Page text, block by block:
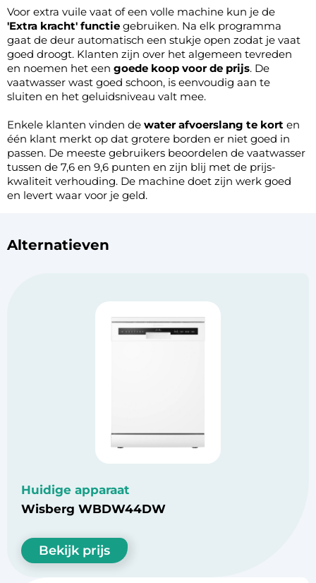
Voor extra vuile vaat of een volle machine kun je de
'Extra kracht' functie gebruiken. Na elk programma
gaat de deur automatisch een stukje open zodat je vaat
goed droogt. Klanten zijn over het algemeen tevreden
en noemen het een goede koop voor de prijs. De
vaatwasser wast goed schoon, is eenvoudig aan te
sluiten en het geluidsniveau valt mee.
Enkele klanten vinden de water afvoerslang te kort en
één klant merkt op dat grotere borden er niet goed in
passen. De meeste gebruikers beoordelen de vaatwasser
tussen de 7,6 en 9,6 punten en zijn blij met de prijs-
kwaliteit verhouding. De machine doet zijn werk goed
en levert waar voor je geld.
Alternatieven
Huidige apparaat
Wisberg WBDW44DW
Bekijk prijs